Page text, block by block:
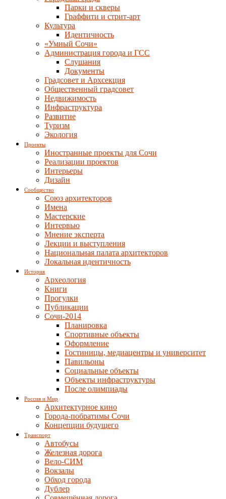
Парки и скверы
Граффити и стрит-арт
Культура
Идентичность
«Умный Сочи»
Администрация города и ГСС
Слушания
Документы
Градсовет и Архсекция
Общественный градсовет
Недвижимость
Инфраструктура
Развитие
Туризм
Экология
Проекты
Иностранные проекты для Сочи
Реализации проектов
Интерьеры
Дизайн
Сообщество
Союз архитекторов
Имена
Мастерские
Интервью
Мнение эксперта
Лекции и выступления
Национальная палата архитекторов
Локальная идентичность
История
Археология
Книги
Прогулки
Публикации
Сочи-2014
Планировка
Спортивные объекты
Оформление
Гостиницы, медиацентры и университет
Павильоны
Социальные объекты
Объекты инфраструктуры
После олимпиады
Россия и Мир
Архитектурное кино
Города-побратимы Сочи
Концепции будущего
Транспорт
Автобусы
Железная дорога
Вело-СИМ
Вокзалы
Обход города
Дублер